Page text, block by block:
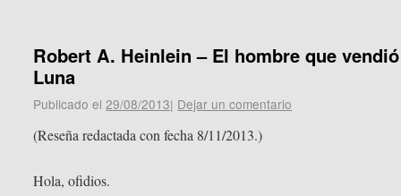
Robert A. Heinlein – El hombre que
Luna
Publicado el 29/08/2013| Dejar un comentario
(Reseña redactada con fecha 8/11/2013.)
Hola, ofidios.